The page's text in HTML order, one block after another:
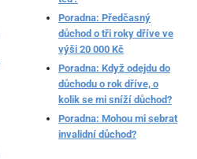
Poradna: Předčasný
důchod o tři roky dříve ve
výši 20 000 Kč
Poradna: Když odejdu do
důchodu o rok dříve, o
kolik se mi sníží důchod?
Poradna: Mohou mi sebrat
invalidní důchod?